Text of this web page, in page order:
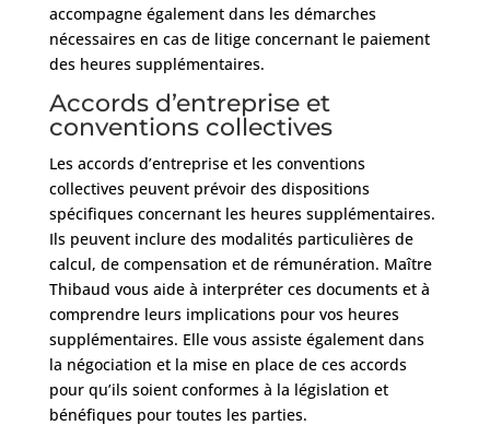
accompagne également dans les démarches
nécessaires en cas de litige concernant le paiement
des heures supplémentaires.
Accords d’entreprise et
conventions collectives
Les accords d’entreprise et les conventions
collectives peuvent prévoir des dispositions
spécifiques concernant les heures supplémentaires.
Ils peuvent inclure des modalités particulières de
calcul, de compensation et de rémunération. Maître
Thibaud vous aide à interpréter ces documents et à
comprendre leurs implications pour vos heures
supplémentaires. Elle vous assiste également dans
la négociation et la mise en place de ces accords
pour qu’ils soient conformes à la législation et
bénéfiques pour toutes les parties.